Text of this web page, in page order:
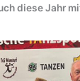
diese Jahr